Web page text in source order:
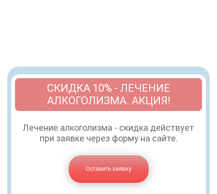
СКИДКА 10% - ЛЕЧЕНИЕ
АЛКОГОЛИЗМА. АКЦИЯ!
Лечение алкоголизма - скидка действует
при заявке через форму на сайте.
Оставить заявку